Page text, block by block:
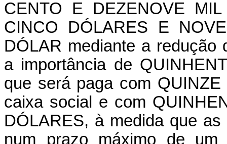
CENTO E DEZENOVE
CINCO DÓLARES E
DÓLAR mediante a redução
a importância de
que será paga com
caixa social e com
DÓLARES, à medida que
num prazo máximo de